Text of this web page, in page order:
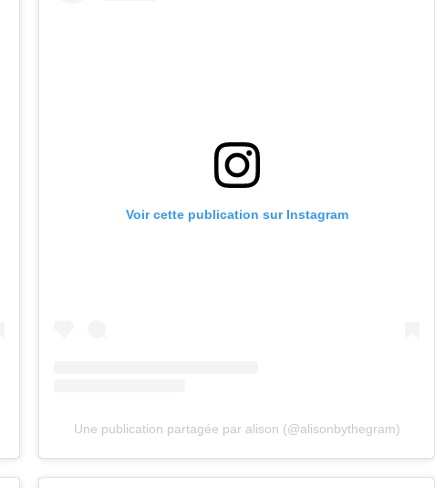
Voir cette publication sur Instagram
Une publication partagée par alison (@alisonbythegram)